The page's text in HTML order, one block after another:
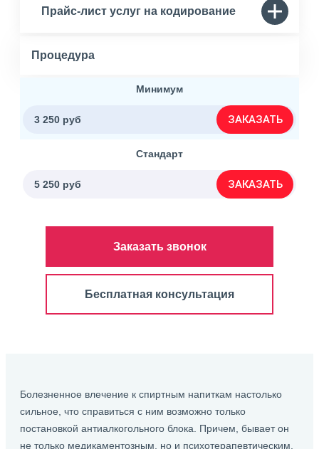
Прайс-лист услуг на кодирование
Процедура
Минимум
3 250 руб ЗАКАЗАТЬ
Стандарт
5 250 руб ЗАКАЗАТЬ
Заказать звонок
Бесплатная консультация
Болезненное влечение к спиртным напиткам настолько
сильное, что справиться с ним возможно только
постановкой антиалкогольного блока. Причем, бывает он
не только медикаментозным, но и психотерапевтическим.